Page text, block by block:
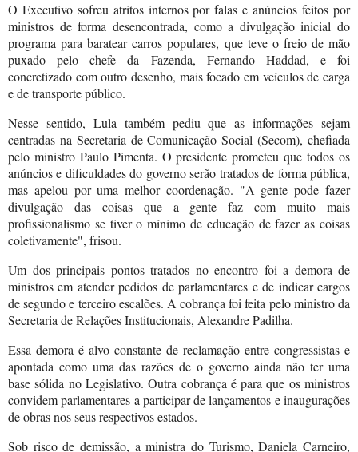
O Executivo sofreu atritos internos por falas e anúncios feitos por
ministros de forma desencontrada, como a divulgação inicial do
programa para baratear carros populares, que teve o freio de mão
puxado pelo chefe da Fazenda, Fernando Haddad, e foi
concretizado com outro desenho, mais focado em veículos de carga
e de transporte público.
Nesse sentido, Lula também pediu que as informações sejam
centradas na Secretaria de Comunicação Social (Secom), chefiada
pelo ministro Paulo Pimenta. O presidente prometeu que todos os
anúncios e dificuldades do governo serão tratados de forma pública,
mas apelou por uma melhor coordenação. "A gente pode fazer
divulgação das coisas que a gente faz com muito mais
profissionalismo se tiver o mínimo de educação de fazer as coisas
coletivamente", frisou.
Um dos principais pontos tratados no encontro foi a demora de
ministros em atender pedidos de parlamentares e de indicar cargos
de segundo e terceiro escalões. A cobrança foi feita pelo ministro da
Secretaria de Relações Institucionais, Alexandre Padilha.
Essa demora é alvo constante de reclamação entre congressistas e
apontada como uma das razões de o governo ainda não ter uma
base sólida no Legislativo. Outra cobrança é para que os ministros
convidem parlamentares a participar de lançamentos e inaugurações
de obras nos seus respectivos estados.
Sob risco de demissão, a ministra do Turismo, Daniela Carneiro,